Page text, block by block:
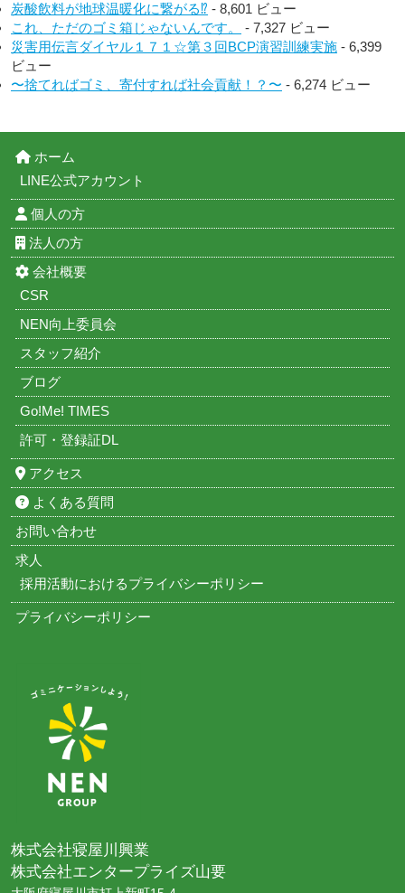
炭酸飲料が地球温暖化に繋がる⁉︎ - 8,601 ビュー
これ、ただのゴミ箱じゃないんです。
- 7,327 ビュー
災害用伝言ダイヤル１７１☆第３回BCP演習訓練実施 - 6,399
ビュー
〜捨てればゴミ、寄付すれば社会貢献！？〜 - 6,274 ビュー
株式会社寝屋川興業
株式会社エンタープライズ山要
ホーム
LINE公式アカウント
個人の方
法人の方
会社概要
CSR
NEN向上委員会
スタッフ紹介
ブログ
Go!Me! TIMES
許可・登録証DL
アクセス
よくある質問
お問い合わせ
求人
採用活動におけるプライバシーポリシー
プライバシーポリシー